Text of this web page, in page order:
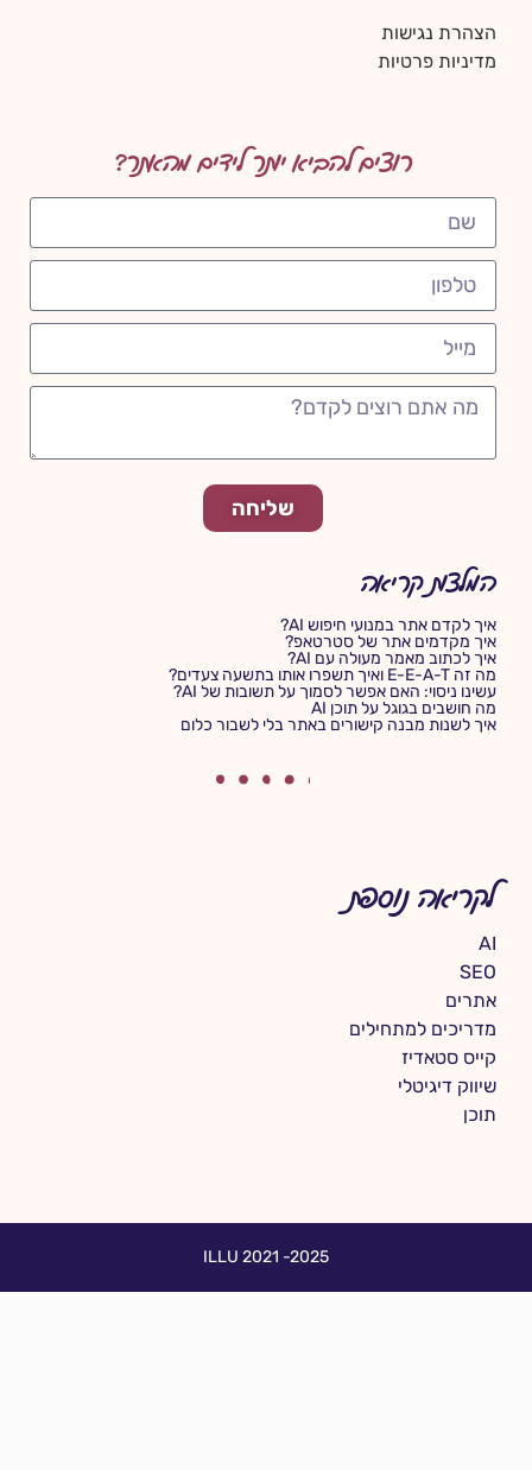
המלצות קריאה
איך לקדם אתר במנועי חיפוש AI?
איך מקדמים אתר של סטרטאפ?
איך לכתוב מאמר מעולה עם AI?
מה זה E-E-A-T ואיך תשפרו אותו בתשעה צעדים?
עשינו ניסוי: האם אפשר לסמוך על תשובות של AI?
מה חושבים בגוגל על תוכן AI
איך לשנות מבנה קישורים באתר בלי לשבור כלום
לקריאה נוספת
AI
SEO
אתרים
מדריכים למתחילים
קייס סטאדיז
שיווק דיגיטלי
תוכן
רוצים להביא יותר לידים מהאתר?
שליחה
הצהרת נגישות
מדיניות פרטיות
ILLU 2021 -2025